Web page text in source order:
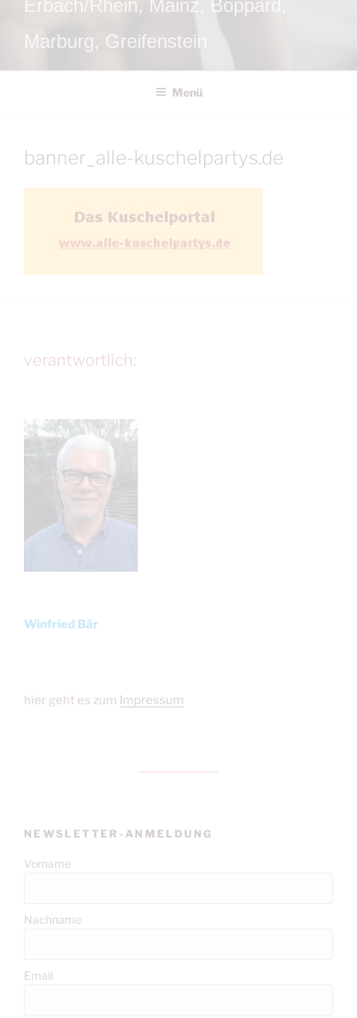
Erbach/Rhein, Mainz, Boppard,
Marburg, Greifenstein
Menü
banner_alle-kuschelpartys.de
verantwortlich:
Winfried Bär
hier geht es zum Impressum
NEWSLETTER-ANMELDUNG
Vorname
Nachname
Email